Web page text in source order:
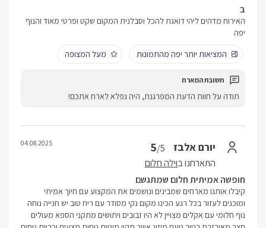
ב
האירוח מדהים ליהי דואגת להכל וסבלנית המקום שקט ופרטי מאוד והנוף
יפה
המציאות יותר יפה מהתמונות
מעל המצופה
תודה על חוות הדעת המפרגנת, היה נפלא לארח אתכם!
יורם אלבז 5/5
התארחנו בוילה חלום
04.08.2025
חופשה אמיתית חלום שמתגשם
קיבלו אותנו מארחים שמבינים ונושמים את המקצוע עם חיוך אמיתי
ומוכנים לעזור בכל רגע הכינו מקום נקי מסודר עם ריח טוב יש חנייה נוחה
נוף חלומי עם אקלים מצויין לא היו זבובים ויתושים מתקני הספא מעולים